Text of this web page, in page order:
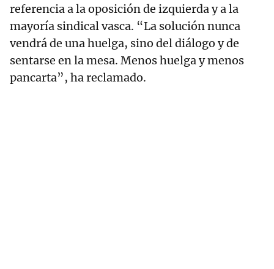
referencia a la oposición de izquierda y a la
mayoría sindical vasca. “La solución nunca
vendrá de una huelga, sino del diálogo y de
sentarse en la mesa. Menos huelga y menos
pancarta”, ha reclamado.